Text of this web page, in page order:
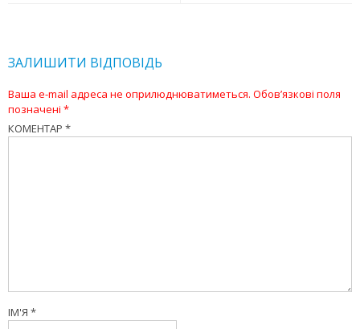
ЗАЛИШИТИ ВІДПОВІДЬ
Ваша e-mail адреса не оприлюднюватиметься. Обов’язкові поля
позначені *
КОМЕНТАР *
ІМ'Я *